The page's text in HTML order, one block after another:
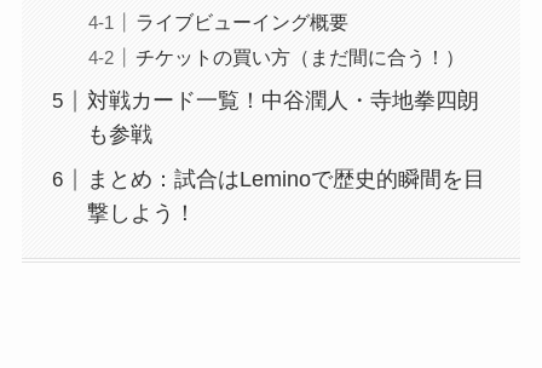
ライブビューイング概要
チケットの買い方（まだ間に合う！）
対戦カード一覧！中谷潤人・寺地拳四朗
も参戦
まとめ：試合はLeminoで歴史的瞬間を目
撃しよう！